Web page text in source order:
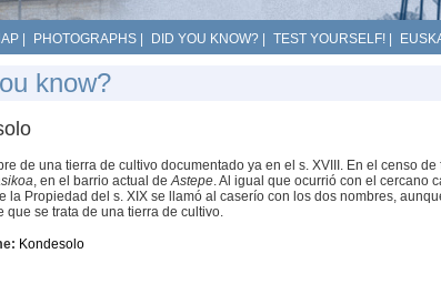
PHOTOGRAPHS DID YOU KNOW? TEST YOURSELF!
know?
de una tierra de cultivo documentado ya en el s. XVIII. En el censo
, en el barrio actual deAstepe. Al igual que ocurrió con el cercano
la Propiedad del s. XIX se llamó al caserío con los dos nombres,
que se trata de una tierra de cultivo.
Kondesolo